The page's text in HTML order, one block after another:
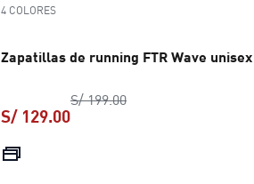
4 COLORES
Zapatillas de running FTR Wave unisex
S/ 199.00precio original S/
S/ 129.00